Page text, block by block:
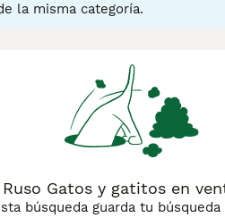
Rusopara obtener información
la misma categoría.
Gatos y gatitos en
búsqueda guarda tu